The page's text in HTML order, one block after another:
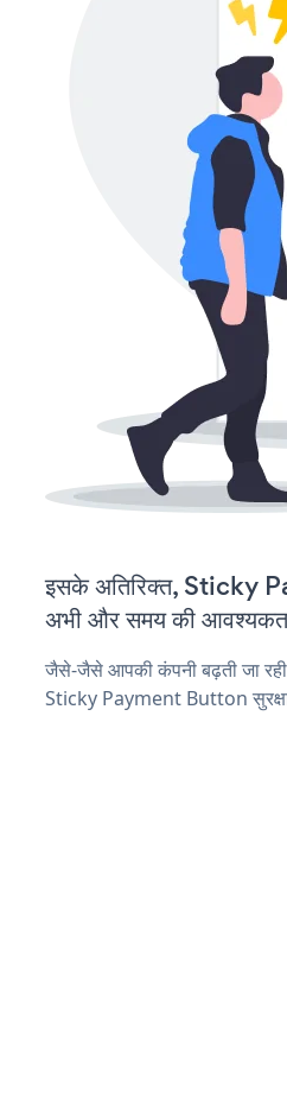
इसके अतिरिक्त, Sticky
अभी और समय की आवश्यकता
जैसे-जैसे आपकी कंपनी बढ़ती जा
Sticky Payment Button